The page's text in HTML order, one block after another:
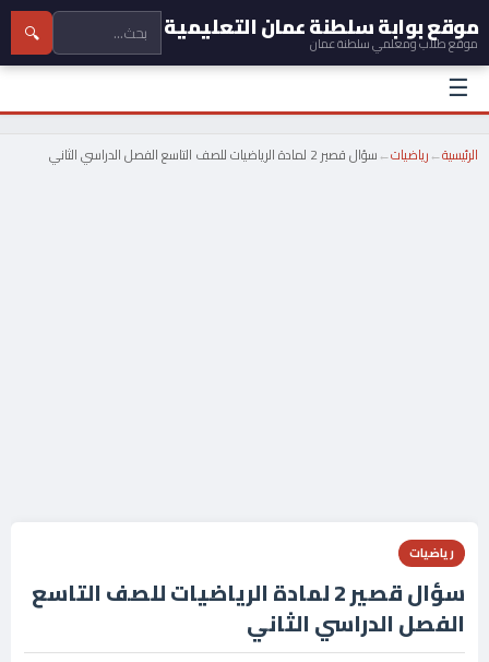
موقع بوابة سلطنة عمان التعليمية
موقع طلاب ومعلمي سلطنة عمان 🔍
☰
الرئيسية←رياضيات←سؤال قصير 2 لمادة الرياضيات للصف التاسع الفصل الدراسي الثاني
رياضيات
سؤال قصير 2 لمادة الرياضيات للصف التاسع
الفصل الدراسي الثاني